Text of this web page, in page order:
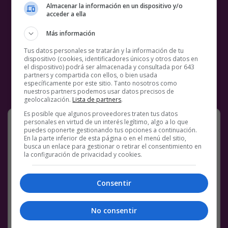
La naturalesa no deja d
sorprendernos:
Tweet]
Facebook
Twitter
WhatsApp
Gmail
Meneame
Link
BS18 REDES SOCIALES
Almacenar la información en un dispositivo y/o
acceder a ella
Más información
Tus datos personales se tratarán y la información de tu
dispositivo (cookies, identificadores únicos y otros datos en
el dispositivo) podrá ser almacenada y consultada por 643
partners y compartida con ellos, o bien usada
específicamente por este sitio. Tanto nosotros como
nuestros partners podemos usar datos precisos de
geolocalización. Lista de partners.
Es posible que algunos proveedores traten tus datos
personales en virtud de un interés legítimo, algo a lo que
puedes oponerte gestionando tus opciones a continuación.
En la parte inferior de esta página o en el menú del sitio,
busca un enlace para gestionar o retirar el consentimiento en
la configuración de privacidad y cookies.
Consentir
No consentir